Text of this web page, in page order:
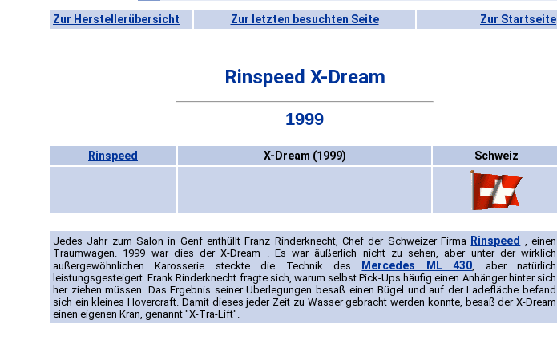
Zur Herstellerübersicht Zur letzten besuchten Seite Zur Startseite
Rinspeed X-Dream
1999
Rinspeed X-Dream (1999) Schweiz
Jedes Jahr zum Salon in Genf enthüllt Franz Rinderknecht, Chef der Schweizer Firma Rinspeed , einen
Traumwagen. 1999 war dies der X-Dream . Es war äußerlich nicht zu sehen, aber unter der wirklich
außergewöhnlichen Karosserie steckte die Technik des
Mercedes ML 430, aber natürlich
leistungsgesteigert. Frank Rinderknecht fragte sich, warum selbst Pick-Ups häufig einen Anhänger hinter sich
her ziehen müssen. Das Ergebnis seiner Überlegungen besaß einen Bügel und auf der Ladefläche befand
sich ein kleines Hovercraft. Damit dieses jeder Zeit zu Wasser gebracht werden konnte, besaß der X-Dream
einen eigenen Kran, genannt "X-Tra-Lift".